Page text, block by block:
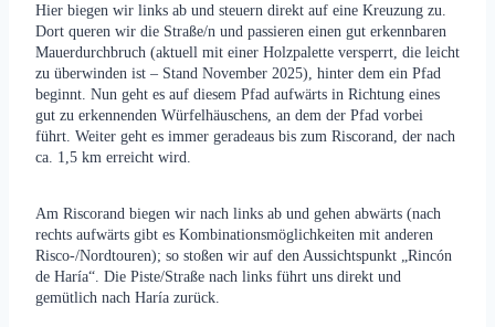
Hier biegen wir links ab und steuern direkt auf eine Kreuzung zu.
Dort queren wir die Straße/n und passieren einen gut erkennbaren
Mauerdurchbruch (aktuell mit einer Holzpalette versperrt, die leicht
zu überwinden ist – Stand November 2025), hinter dem ein Pfad
beginnt. Nun geht es auf diesem Pfad aufwärts in Richtung eines
gut zu erkennenden Würfelhäuschens, an dem der Pfad vorbei
führt. Weiter geht es immer geradeaus bis zum Riscorand, der nach
ca. 1,5 km erreicht wird.
Am Riscorand biegen wir nach links ab und gehen abwärts (nach
rechts aufwärts gibt es Kombinationsmöglichkeiten mit anderen
Risco-/Nordtouren); so stoßen wir auf den Aussichtspunkt „Rincón
de Haría“. Die Piste/Straße nach links führt uns direkt und
gemütlich nach Haría zurück.